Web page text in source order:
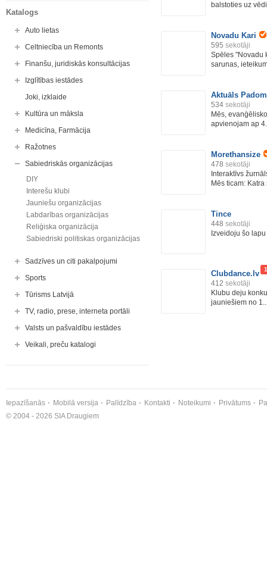
Katalogs
Auto lietas
Celtniecība un Remonts
Finanšu, juridiskās konsultācijas
Izglītības iestādes
Joki, izklaide
Kultūra un māksla
Medicīna, Farmācija
Ražotnes
Sabiedriskās organizācijas
DIY
Interešu klubi
Jauniešu organizācijas
Labdarības organizācijas
Reliģiska organizācija
Sabiedriski politiskas organizācijas
Sadzīves un citi pakalpojumi
Sports
Tūrisms Latvijā
TV, radio, prese, interneta portāli
Valsts un pašvaldību iestādes
Veikali, preču katalogi
balstoties uz
Novadu Kari
595 sekotāji
Spēles "Novadu
sarunas,
Aktuāls
534 sekotāji
Mēs,
apvienojam ap
Morethansize
478 sekotāji
Interaktīvs
Mēs ticam: Katra
Tince
448 sekotāji
Izveidoju šo
Clubdance.lv
412 sekotāji
Klubu deju
jauniešiem no
Iepazīšanās Mobilā versija Palīdzība Kontakti Noteikumi Privātums
© 2004 - 2026 SIA Draugiem